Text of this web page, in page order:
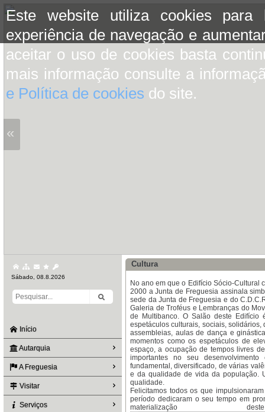
Este website utiliza cookies para
experiência de navegação e
aceitar o uso de cookies basta
mais informação consulte a
e Política de cookies do site.
«
Sábado, 08.8.2026
Início
Autarquia
A Freguesia
Visitar
Serviços
Cultura
No ano em que o Edifício Sócio-Cultural
2000 a Junta de Freguesia assinala
sede da Junta de Freguesia e do
Galeria de Troféus e Lembranças do
de Multibanco. O Salão deste
espetáculos culturais, sociais,
assembleias, aulas de dança e
momentos como os espetáculos de
espaço, a ocupação de tempos livres
importantes no seu
fundamental, diversificado, de várias
e da qualidade de vida da população.
qualidade.
Felicitamos todos os que
período dedicaram o seu tempo em
materialização